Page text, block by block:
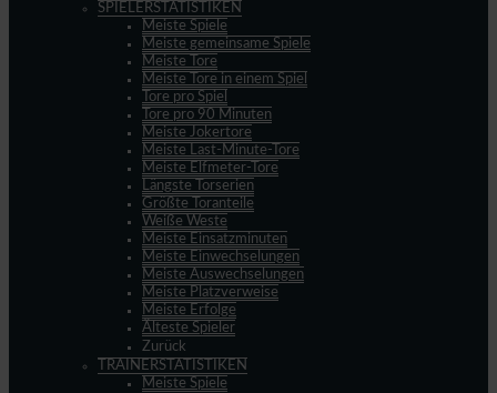
SPIELERSTATISTIKEN
Meiste Spiele
Meiste gemeinsame Spiele
Meiste Tore
Meiste Tore in einem Spiel
Tore pro Spiel
Tore pro 90 Minuten
Meiste Jokertore
Meiste Last-Minute-Tore
Meiste Elfmeter-Tore
Längste Torserien
Größte Toranteile
Weiße Weste
Meiste Einsatzminuten
Meiste Einwechselungen
Meiste Auswechselungen
Meiste Platzverweise
Meiste Erfolge
Älteste Spieler
Zurück
TRAINERSTATISTIKEN
Meiste Spiele